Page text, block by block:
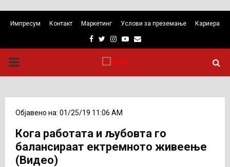
Импресум Контакт Маркетинг Услови за преземање Кариера
Facebook
TwitterInstagram
Youtube
Email
PRIMARY
Објавено на: 01/25/19 11:06 AM
Кога работата и љубовта го
балансираат ектремното живеење
(Видео)